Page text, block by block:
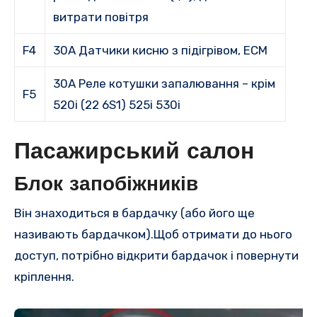
витрати повітря
F4 30A Датчики кисню з підігрівом, ECM
F5
30A Реле котушки запалювання – крім
520i (22 6S1) 525i 530i
Пасажирський салон
Блок запобіжників
Він знаходиться в бардачку (або його ще
називають бардачком).Щоб отримати до нього
доступ, потрібно відкрити бардачок і повернути
кріплення.